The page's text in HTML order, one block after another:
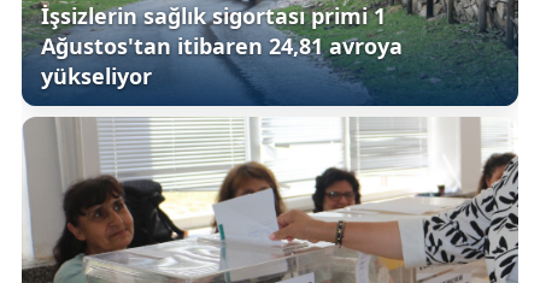
İşsizlerin sağlık sigortası primi 1
Ağustos'tan itibaren 24,81 avroya
yükseliyor